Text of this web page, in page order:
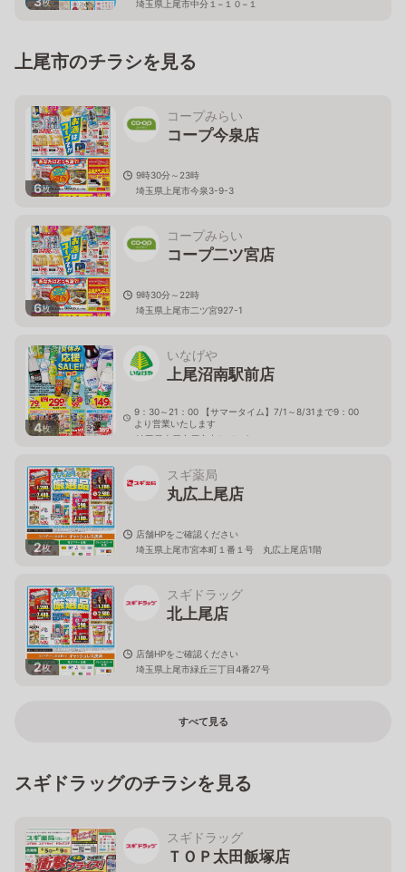
埼玉県上尾市中分１−１０−１
上尾市のチラシを見る
6枚
コープみらい
コープ今泉店
9時30分～23時
埼玉県上尾市今泉3-9-3
6枚
コープみらい
コープ二ツ宮店
9時30分～22時
埼玉県上尾市二ツ宮927-1
4枚
いなげや
上尾沼南駅前店
9：30～21：00 【サマータイム】7/1～8/31まで9：00
より営業いたします
埼玉県上尾市原市中1－1－8
2枚
スギ薬局
丸広上尾店
店舗HPをご確認ください
埼玉県上尾市宮本町１番１号 丸広上尾店1階
2枚
スギドラッグ
北上尾店
店舗HPをご確認ください
埼玉県上尾市緑丘三丁目4番27号
すべて見る
スギドラッグのチラシを見る
スギドラッグ
ＴＯＰ太田飯塚店